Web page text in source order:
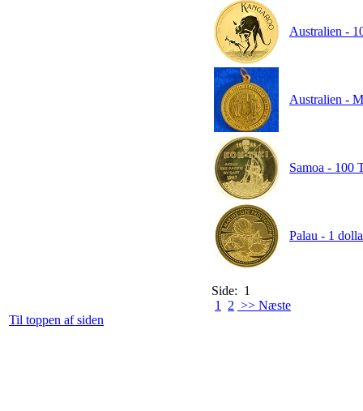
Australien -
Australien -
Samoa - 100
Palau - 1
Side: 1
1
2 >> Næste
Til toppen af siden